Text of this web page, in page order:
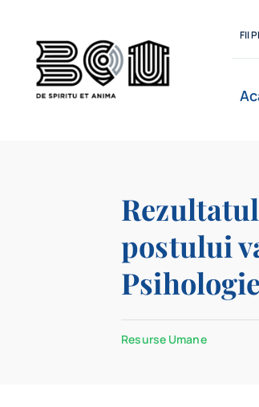
content
FII
postului
Resurse Umane